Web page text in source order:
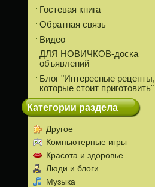
Гостевая книга
Обратная связь
Видео
ДЛЯ НОВИЧКОВ-доска
объявлений
Блог "Интересные рецепты,
которые стоит приготовить"
Категории раздела
Другое
Компьютерные игры
Красота и здоровье
Люди и блоги
Музыка